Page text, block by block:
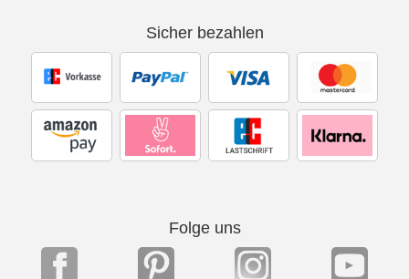
Sicher bezahlen
Folge uns